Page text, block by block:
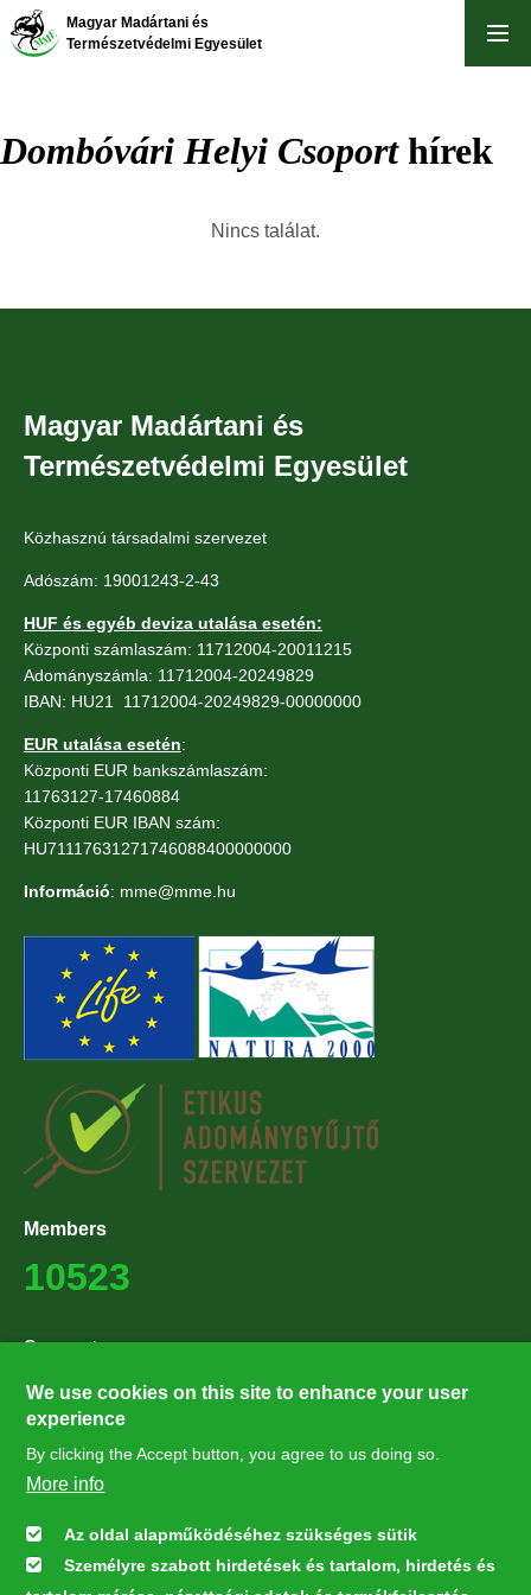
Skip
to
Magyar Madártani és
Természetvédelmi Egyesület
Dombóvári Helyi Csoporthírek
Nincs találat.
Magyar Madártani és
Természetvédelmi Egyesület
Közhasznú társadalmi szervezet
Adószám: 19001243-2-43
HUF és egyéb deviza utalása esetén:
Központi számlaszám: 11712004-20011215
Adományszámla: 11712004-20249829
IBAN: HU21 11712004-20249829-00000000
EUR utalása esetén:
Központi EUR bankszámlaszám:
11763127-17460884
Központi EUR IBAN szám:
HU71117631271746088400000000
Információ: mme@mme.hu
Members
10523
Supporters
27224
Hírlevél feliratkozás
Feliratkozás
We use cookies on this site to enhance your user
experience
By clicking the Accept button, you agree to us doing so.
More info
Az oldal alapműködéséhez szükséges sütik
Személyre szabott hirdetések és tartalom, hirdetés és